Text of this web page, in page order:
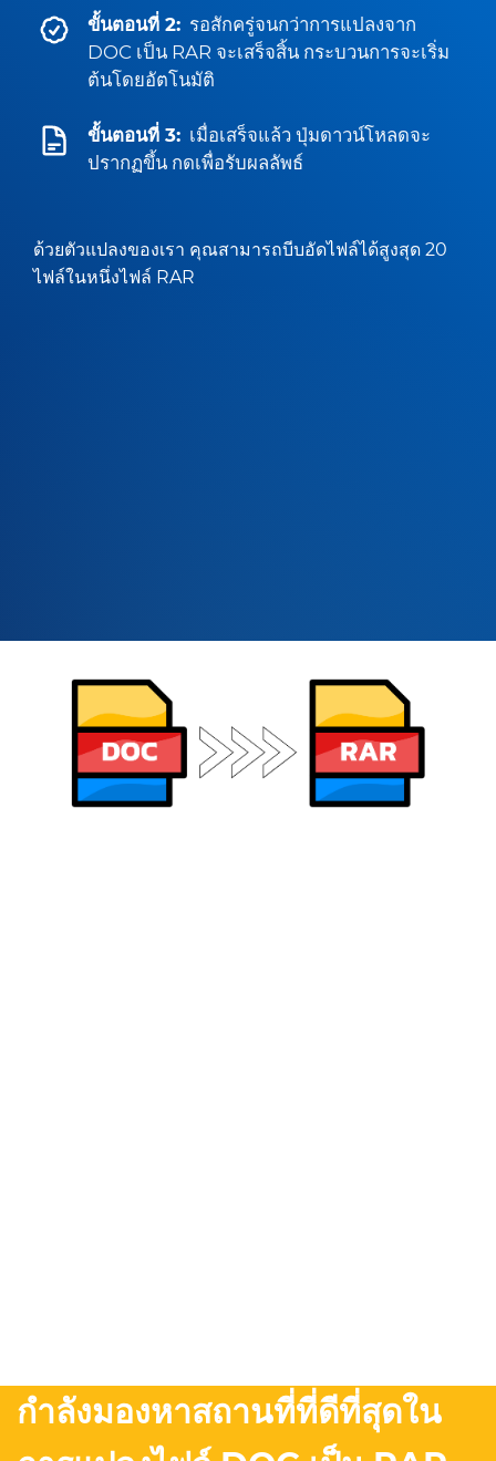
ขั้นตอนที่ 2: รอสักครู่จนกว่าการแปลงจาก
DOC เป็น RAR จะเสร็จสิ้น กระบวนการจะเริ่ม
ต้นโดยอัตโนมัติ
ขั้นตอนที่ 3: เมื่อเสร็จแล้ว ปุ่มดาวน์โหลดจะ
ปรากฏขึ้น กดเพื่อรับผลลัพธ์
ด้วยตัวแปลงของเรา คุณสามารถบีบอัดไฟล์ได้สูงสุด 20
ไฟล์ในหนึ่งไฟล์ RAR
กำลังมองหาสถานที่ที่ดีที่สุดใน